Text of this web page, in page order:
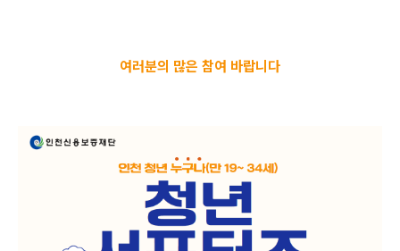
여러분의 많은 참여 바랍니다